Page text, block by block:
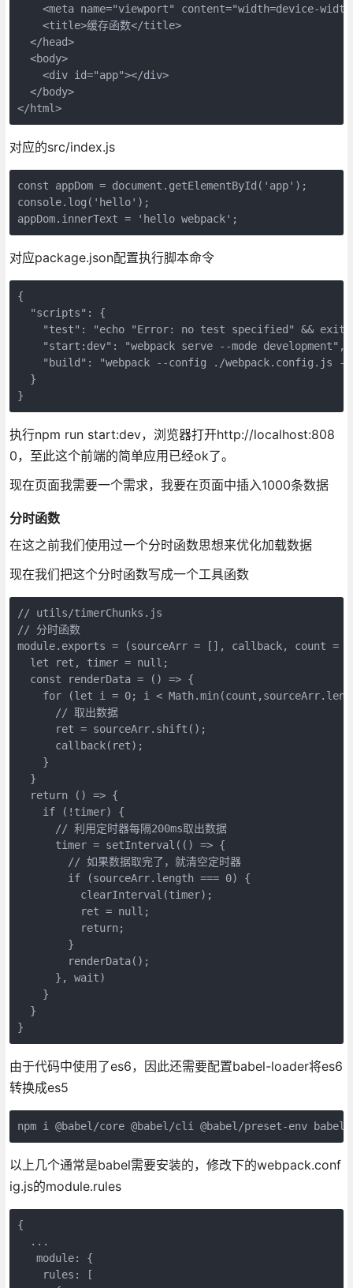
<meta name="viewport" content="width=device-
<title>缓存函数</title>
</head>
<body>
<div id="app"></div>
</body>
</html>
对应的src/index.js
const appDom = document.getElementById('app');
console.log('hello');
对应package.json配置执行脚本命令
{
"scripts": {
"test": "echo "Error: no test specified" && exit
"start:dev": "webpack serve --mode development",
"build": "webpack --config ./webpack.config.js --
}
执行npm run start:dev，浏览器打开http://localhost:808
0，至此这个前端的简单应用已经ok了。
现在页面我需要一个需求，我要在页面中插入1000条数据
分时函数
在这之前我们使用过一个分时函数思想来优化加载数据
现在我们把这个分时函数写成一个工具函数
// utils/timerChunks.js
// 分时函数
module.exports = (sourceArr = [], callback, count =
let ret, timer = null;
const renderData = () => {
for (let i = 0; i <
// 取出数据
ret = sourceArr.shift();
callback(ret);
}
}
return () => {
if (!timer) {
// 利用定时器每隔200ms取出数据
timer = setInterval(() => {
// 如果数据取完了，就清空定时器
if (sourceArr.length === 0) {
clearInterval(timer);
ret = null;
return;
}
renderData();
}, wait)
}
}
由于代码中使用了es6，因此还需要配置babel-loader将es6
转换成es5
以上几个通常是babel需要安装的，修改下的webpack.conf
ig.js的module.rules
{
...
module: {
rules: [